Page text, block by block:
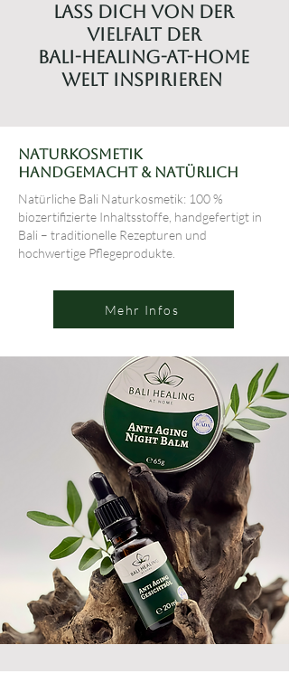
Lass dich von der
Vielfalt der
Bali-Healing-at-Home
Welt inspirieren
Naturkosmetik
handgemacht & natürlich
Natürliche Bali Naturkosmetik: 100 %
biozertifizierte Inhaltsstoffe, handgefertigt in
Bali – traditionelle Rezepturen und
hochwertige Pflegeprodukte.
Mehr Infos